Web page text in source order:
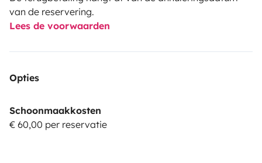
van de reservering.
Lees de voorwaarden
Opties
Schoonmaakkosten
€ 60,00 per reservatie